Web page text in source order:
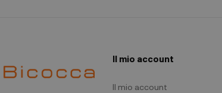
Il mio account
Il mio account